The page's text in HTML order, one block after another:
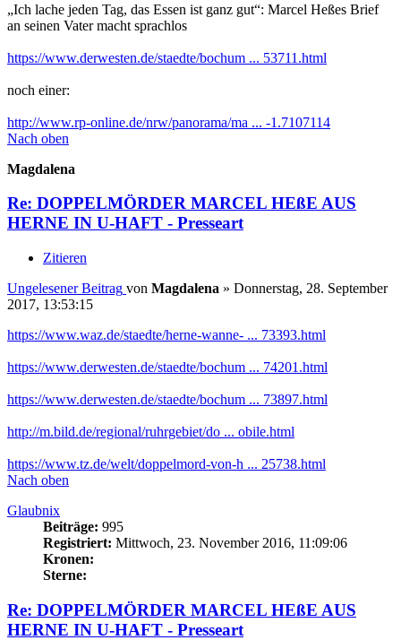
„Ich lache jeden Tag, das Essen ist ganz gut“: Marcel Heßes Brief
an seinen Vater macht sprachlos
https://www.derwesten.de/staedte/bochum ... 53711.html
noch einer:
http://www.rp-online.de/nrw/panorama/ma ... -1.7107114
Nach oben
Magdalena
Re: DOPPELMÖRDER MARCEL HEßE AUS
HERNE IN U-HAFT - Presseart
Zitieren
Ungelesener Beitrag von Magdalena » Donnerstag, 28. September
2017, 13:53:15
https://www.waz.de/staedte/herne-wanne- ... 73393.html
https://www.derwesten.de/staedte/bochum ... 74201.html
https://www.derwesten.de/staedte/bochum ... 73897.html
http://m.bild.de/regional/ruhrgebiet/do ... obile.html
https://www.tz.de/welt/doppelmord-von-h ... 25738.html
Nach oben
Glaubnix
Beiträge: 995
Registriert: Mittwoch, 23. November 2016, 11:09:06
Kronen:
Sterne:
Re: DOPPELMÖRDER MARCEL HEßE AUS
HERNE IN U-HAFT - Presseart